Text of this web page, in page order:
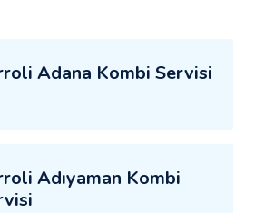
Adana Kombi Servisi
Adıyaman Kombi